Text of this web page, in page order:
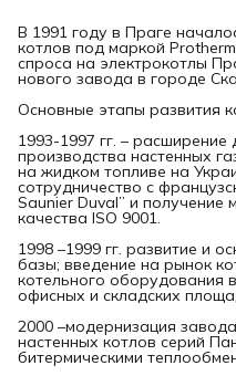
В 1991 году в Праге
котлов под маркой
спроса на электрокотлы
нового завода в городе
Основные этапы развития
1993-1997 гг. – расширение
производства настенных
на жидком топливе на
сотрудничество с
Saunier Duval” и
качества ISO 9001.
1998 –1999 гг. развитие и
базы; введение на рынок
котельного оборудования
офисных и складских
2000 –модернизация
настенных котлов серий
битермическими